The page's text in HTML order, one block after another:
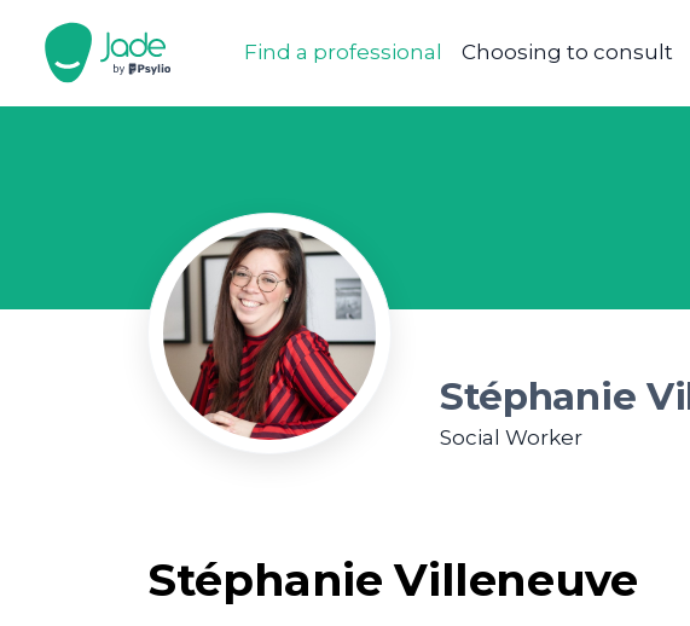
Find a professional Choosing to consult
Stéphanie
Social Worker
Stéphanie Villeneuve